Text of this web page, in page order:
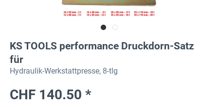
KS TOOLS performance Druckdorn-Satz
für
Hydraulik-Werkstattpresse, 8-tlg
CHF 140.50 *